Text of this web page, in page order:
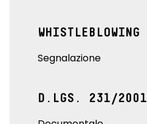
WHISTLEBLOWING
Segnalazione
D.LGS. 231/2001